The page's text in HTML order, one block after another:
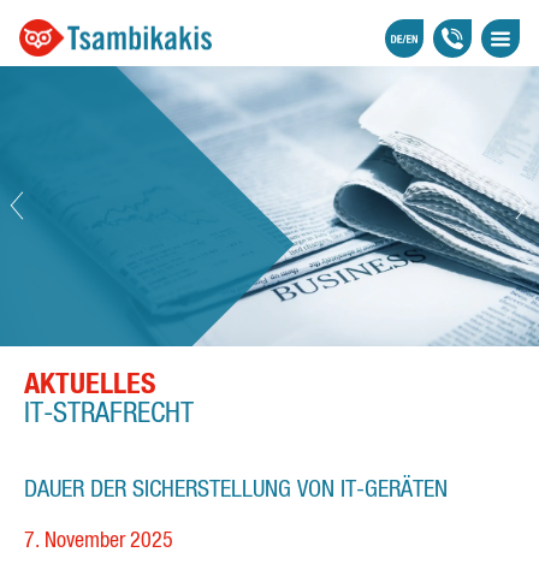
AKTUELLES
IT-STRAFRECHT
DAUER DER SICHERSTELLUNG VON IT-GERÄTEN
7. November 2025